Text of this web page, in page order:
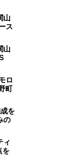
山
ス
山
ロ
町
を
の
ィ
を